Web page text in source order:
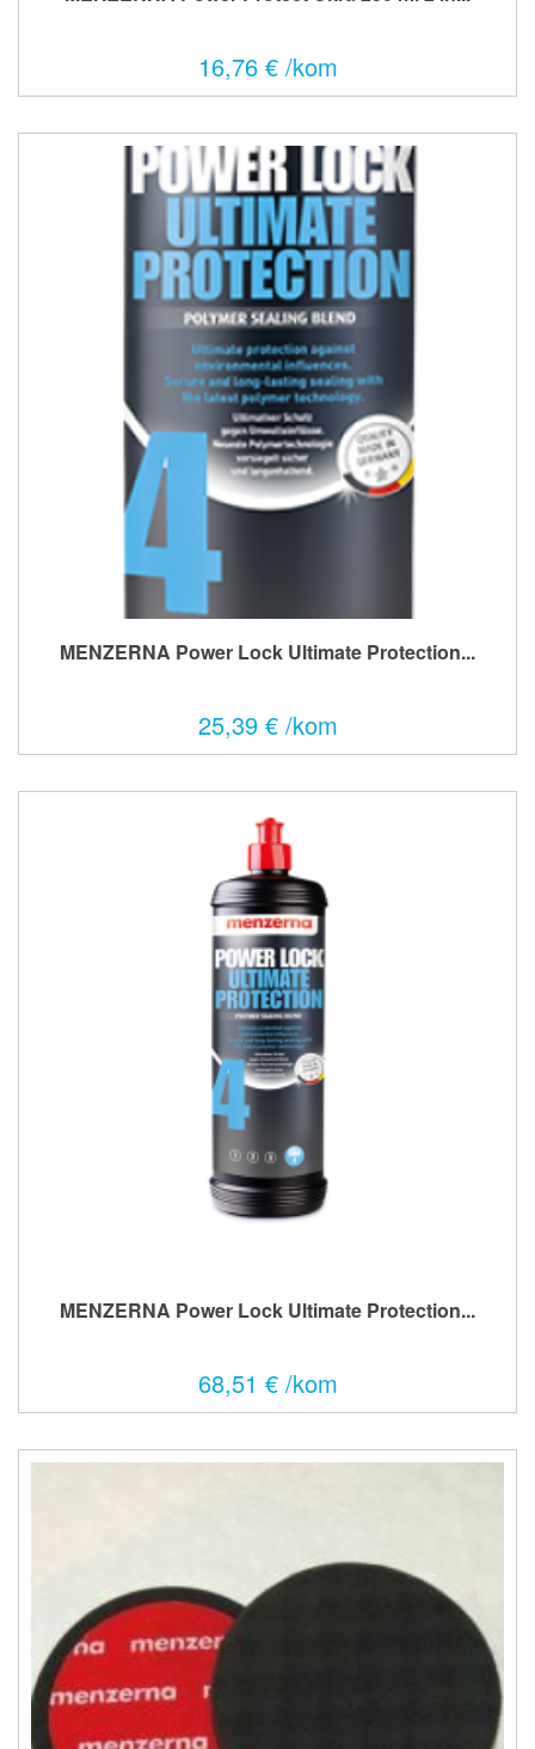
16,76 € /kom
MENZERNA Power Lock Ultimate Protection...
25,39 € /kom
MENZERNA Power Lock Ultimate Protection...
68,51 € /kom